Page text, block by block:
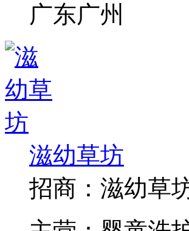
广东广州
滋幼草坊
招商： 滋幼草